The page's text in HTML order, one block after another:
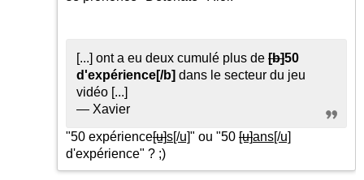
[...] ont a eu deux cumulé plus de [b]50
d'expérience[/b] dans le secteur du jeu
vidéo [...]
— Xavier
"50 expérience[u]s[/u]" ou "50 [u]ans[/u]
d'expérience" ? ;)